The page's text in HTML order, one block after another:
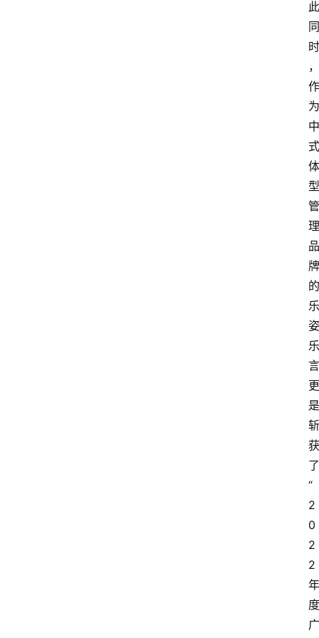
此
同
时
，
作
为
中
式
体
型
管
理
品
牌
的
乐
姿
乐
言
更
是
斩
获
了
“
2
0
2
2
年
度
广